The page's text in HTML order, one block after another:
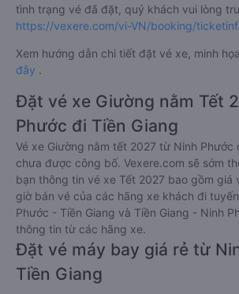
tình trạng vé đã đặt, quý khách vui lòng
https://vexere.com/vi-VN/booking/
Xem hướng dẫn chi tiết đặt vé xe, minh
đây .
Đặt vé xe Giường nằm Tết
Phước đi Tiền Giang
Vé xe Giường nằm tết 2027 từ Ninh Phước
chưa được công bố. Vexere.com sẽ sớm
bạn thông tin vé xe Tết 2027 bao gồm giá
giờ bán vé của các hãng xe khách đi
Phước - Tiền Giang và Tiền Giang - Ninh
thông tin từ các hãng xe.
Đặt vé máy bay giá rẻ từ
Tiền Giang